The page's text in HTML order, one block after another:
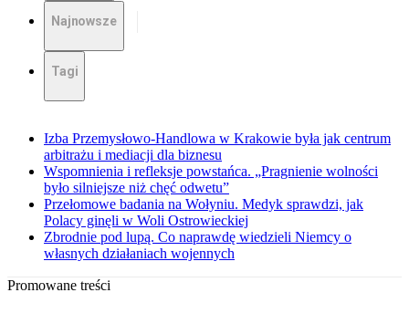
Najnowsze
Tagi
Izba Przemysłowo-Handlowa w Krakowie była jak centrum
arbitrażu i mediacji dla biznesu
Wspomnienia i refleksje powstańca. „Pragnienie wolności
było silniejsze niż chęć odwetu”
Przełomowe badania na Wołyniu. Medyk sprawdzi, jak
Polacy ginęli w Woli Ostrowieckiej
Zbrodnie pod lupą. Co naprawdę wiedzieli Niemcy o
własnych działaniach wojennych
Promowane treści